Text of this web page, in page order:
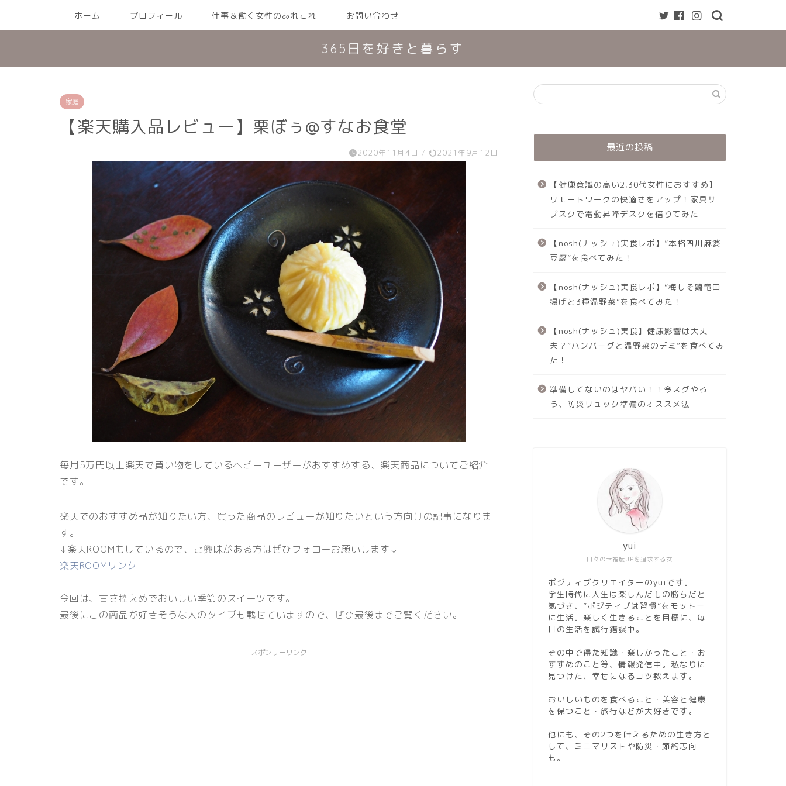
ホーム プロフィール 仕事＆働く女性のあれこれ お問い合わせ
365日を好きと暮らす
家庭
【楽天購入品レビュー】栗ぼぅ@すなお食堂
2020年11月4日 / 2021年9月12日
毎月5万円以上楽天で買い物をしているヘビーユーザーがおすすめする、楽天商品についてご紹介
です。
楽天でのおすすめ品が知りたい方、買った商品のレビューが知りたいという方向けの記事になりま
す。
↓楽天ROOMもしているので、ご興味がある方はぜひフォローお願いします↓
楽天ROOMリンク
今回は、甘さ控えめでおいしい季節のスイーツです。
最後にこの商品が好きそうな人のタイプも載せていますので、ぜひ最後までご覧ください。
スポンサーリンク
最近の投稿
【健康意識の高い2,30代女性におすすめ】
リモートワークの快適さをアップ！家具サ
ブスクで電動昇降デスクを借りてみた
【nosh(ナッシュ)実食レポ】”本格四川麻婆
豆腐”を食べてみた！
【nosh(ナッシュ)実食レポ】”梅しそ鶏竜田
揚げと3種温野菜”を食べてみた！
【nosh(ナッシュ)実食】健康影響は大丈
夫？”ハンバーグと温野菜のデミ”を食べてみ
た！
準備してないのはヤバい！！今スグやろ
う、防災リュック準備のオススメ法
日々の幸福度UPを追求する女
yui
ポジティブクリエイターのyuiです。
学生時代に人生は楽しんだもの勝ちだと
気づき、”ポジティブは習慣”をモットー
に生活。楽しく生きることを目標に、毎
日の生活を試行錯誤中。
その中で得た知識・楽しかったこと・お
すすめのこと等、情報発信中。私なりに
見つけた、幸せになるコツ教えます。
おいしいものを食べること・美容と健康
を保つこと・旅行などが大好きです。
他にも、その2つを叶えるための生き方と
して、ミニマリストや防災・節約志向
も。